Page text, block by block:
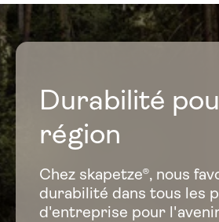
Durabilité
région
Chez skapetze®, nous
durabilité dans tous les
d'entreprise pour